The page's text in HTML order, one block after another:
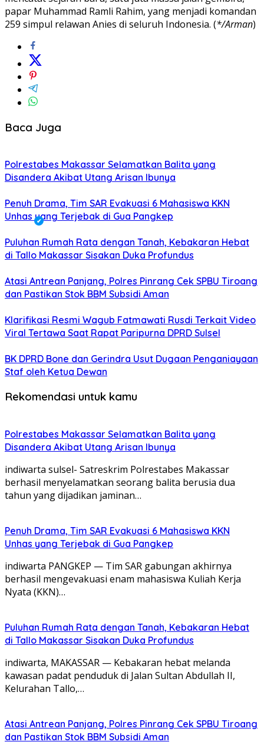
papar Muhammad Ramli Rahim, yang menjadi komandan
259 simpul relawan Anies di seluruh Indonesia. (*/Arman)
Baca Juga
Polrestabes Makassar Selamatkan Balita yang
Disandera Akibat Utang Arisan Ibunya
Penuh Drama, Tim SAR Evakuasi 6 Mahasiswa KKN
Unhas yang Terjebak di Gua Pangkep
Puluhan Rumah Rata dengan Tanah, Kebakaran Hebat
di Tallo Makassar Sisakan Duka Profundus
Atasi Antrean Panjang, Polres Pinrang Cek SPBU Tiroang
dan Pastikan Stok BBM Subsidi Aman
Klarifikasi Resmi Wagub Fatmawati Rusdi Terkait Video
Viral Tertawa Saat Rapat Paripurna DPRD Sulsel
BK DPRD Bone dan Gerindra Usut Dugaan Penganiayaan
Staf oleh Ketua Dewan
Rekomendasi untuk kamu
Polrestabes Makassar Selamatkan Balita yang
Disandera Akibat Utang Arisan Ibunya
indiwarta sulsel- Satreskrim Polrestabes Makassar
berhasil menyelamatkan seorang balita berusia dua
tahun yang dijadikan jaminan…
Penuh Drama, Tim SAR Evakuasi 6 Mahasiswa KKN
Unhas yang Terjebak di Gua Pangkep
indiwarta PANGKEP — Tim SAR gabungan akhirnya
berhasil mengevakuasi enam mahasiswa Kuliah Kerja
Nyata (KKN)…
Puluhan Rumah Rata dengan Tanah, Kebakaran Hebat
di Tallo Makassar Sisakan Duka Profundus
indiwarta, MAKASSAR — Kebakaran hebat melanda
kawasan padat penduduk di Jalan Sultan Abdullah II,
Kelurahan Tallo,…
Atasi Antrean Panjang, Polres Pinrang Cek SPBU Tiroang
dan Pastikan Stok BBM Subsidi Aman